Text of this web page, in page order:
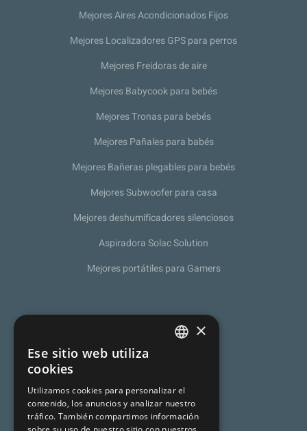
Mejores Aires Acondicionados Fijos
Mejores Localizadores GPS para perros
Mejores Freidoras de aire
Mejores Babycook para bebés
Mejores Tronas para bebés
Mejores Pañales para babés
Mejores Bañeras plegables para bebés
Mejores Subwoofer para casa
Mejores deshumificadores silenciosos
Aspiradora Solac Solution
Mejores portátiles para Gamers
Sobre nosotros
Política de Privacidad
Aviso legal ENGLISH
×
Ese sitio web utiliza
cookies
Utilizamos cookies para personalizar el
contenido, los anuncios y analizar nuestro
tráfico. También compartimos información